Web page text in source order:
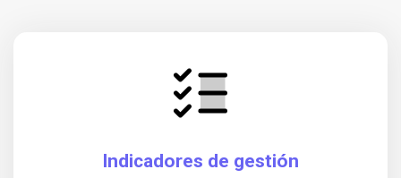
Indicadores de gestión